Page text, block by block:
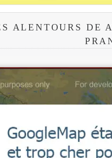
ALENTOURS DE